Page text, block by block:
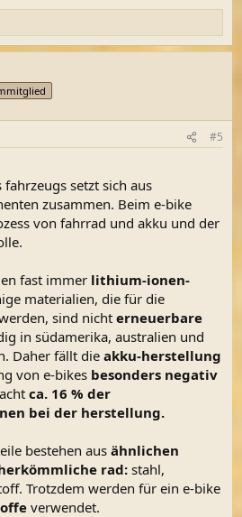
#5
setzt sich aus
zusammen. Beim e-bike
von fahrrad und akku und der
fast immer lithium-ionen-
materialien, die für die
sind nichterneuerbare
in südamerika, australien und
Daher fällt dieakku-herstellung
von e-bikes besonders negativ
ca. 16 % der
bei der herstellung.
bestehen ausähnlichen
rad: stahl,
Trotzdem werden für ein e-bike
verwendet.